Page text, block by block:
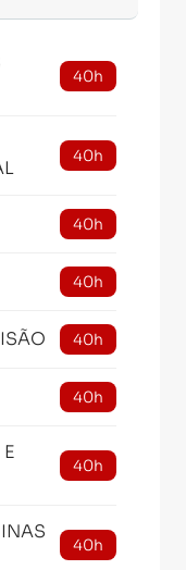
40h
40h
40h
40h
40h
40h
40h
40h